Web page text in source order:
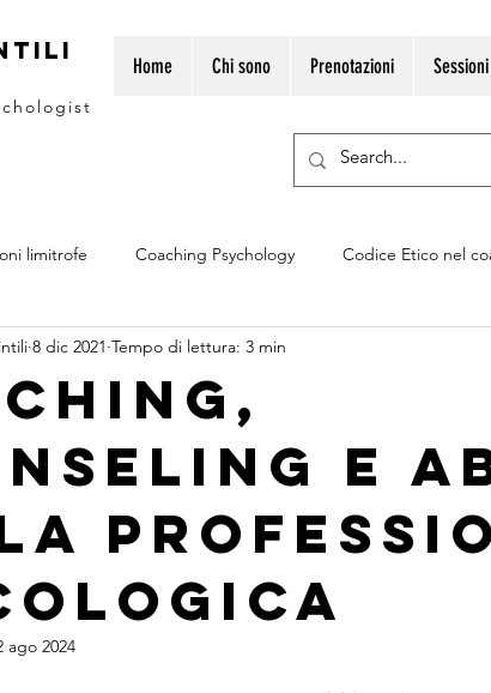
Home Chi sono Prenotazioni Sessioni
limitrofe Coaching Psychology Codice Etico nel
Perché il coaching funziona
Coaching Coaching e BIAS Coaching e BIAS
Artificiale
e
8 dic 2021 Tempo di lettura: 3 min
ago 2024